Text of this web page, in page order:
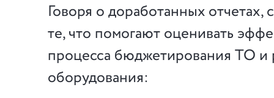
Говоря о доработанных отчетах,
те, что помогают оценивать
процесса бюджетирования ТО и
оборудования: